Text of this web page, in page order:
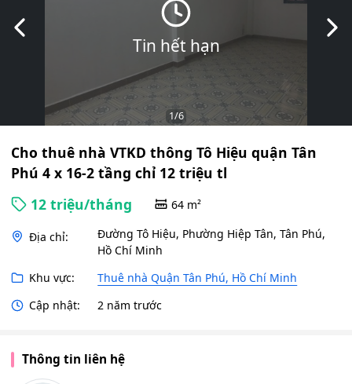
quận
Tân
12
Tin hết hạn
Slide trước
1/6
Cho thuê nhà VTKD thông Tô Hiệu quận Tân
Phú 4 x 16-2 tầng chỉ 12 triệu tl
12 triệu/tháng
64 m²
Địa chỉ:
Đường Tô Hiệu, Phường Hiệp Tân, Tân Phú,
Hồ Chí Minh
Khu vực:
Thuê nhà Quận Tân Phú, Hồ Chí Minh
Cập nhật:
2 năm trước
Thông tin liên hệ